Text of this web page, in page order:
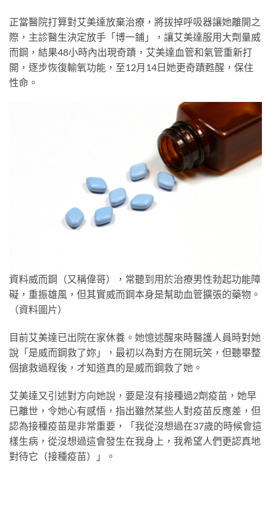
正當醫院打算對艾美達放棄治療，將拔掉呼吸器讓她離開之
際，主診醫生決定放手「博一鋪」，讓艾美達服用大劑量威
而鋼，結果48小時內出現奇蹟，艾美達血管和氣管重新打
開，逐步恢復輸氧功能，至12月14日她更奇蹟甦醒，保住
性命。
資料威而鋼（又稱偉哥），常聽到用於治療男性勃起功能障
礙，重振雄風，但其實威而鋼本身是幫助血管擴張的藥物。
（資料圖片）
目前艾美達已出院在家休養。她憶述醒來時醫護人員時對她
說「是威而鋼救了妳」，最初以為對方在開玩笑，但聽畢整
個搶救過程後，才知道真的是威而鋼救了她。
艾美達又引述對方向她說，要是沒有接種過2劑疫苗，她早
已離世，令她心有感悟，指出雖然某些人對疫苗反應差，但
認為接種疫苗是非常重要，「我從沒想過在37歲的時候會這
樣生病，從沒想過這會發生在我身上，我希望人們更認真地
對待它（接種疫苗）」。